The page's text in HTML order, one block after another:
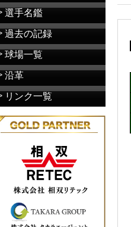
選手名鑑
過去の記録
球場一覧
沿革
リンク一覧